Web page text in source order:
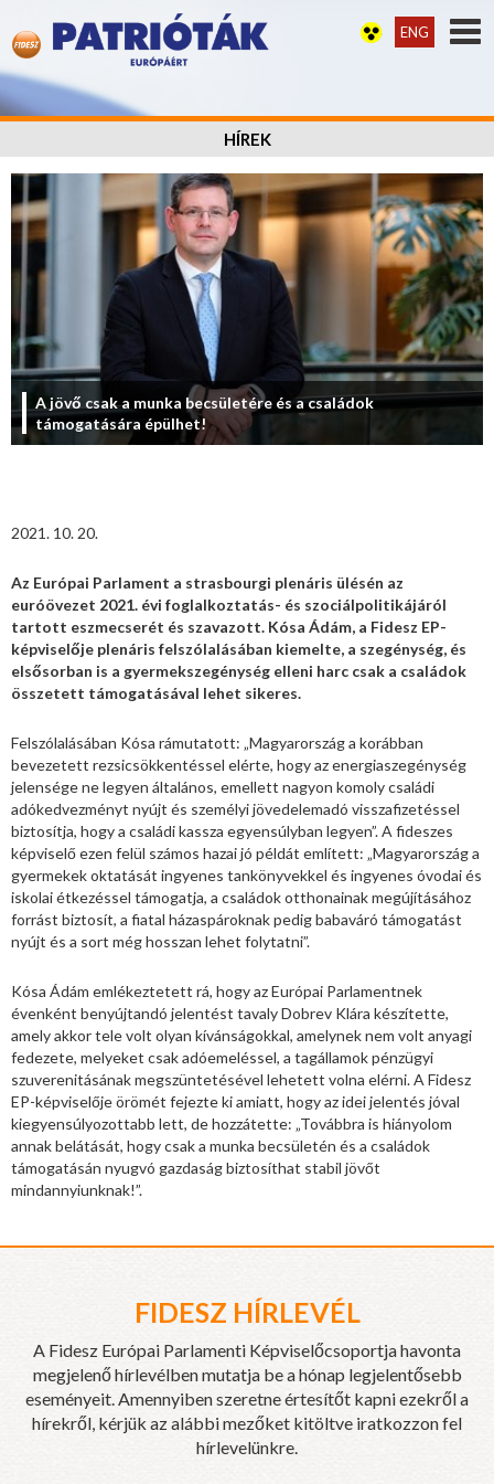
ENG
HÍREK
A jövő csak a munka becsületére és a családok
támogatására épülhet!
2021. 10. 20.
Az Európai Parlament a strasbourgi plenáris ülésén az
euróövezet 2021. évi foglalkoztatás- és szociálpolitikájáról
tartott eszmecserét és szavazott. Kósa Ádám, a Fidesz EP-
képviselője plenáris felszólalásában kiemelte, a szegénység, és
elsősorban is a gyermekszegénység elleni harc csak a családok
összetett támogatásával lehet sikeres.
Felszólalásában Kósa rámutatott: „Magyarország a korábban
bevezetett rezsicsökkentéssel elérte, hogy az energiaszegénység
jelensége ne legyen általános, emellett nagyon komoly családi
adókedvezményt nyújt és személyi jövedelemadó visszafizetéssel
biztosítja, hogy a családi kassza egyensúlyban legyen”. A fideszes
képviselő ezen felül számos hazai jó példát említett: „Magyarország a
gyermekek oktatását ingyenes tankönyvekkel és ingyenes óvodai és
iskolai étkezéssel támogatja, a családok otthonainak megújításához
forrást biztosít, a fiatal házaspároknak pedig babaváró támogatást
nyújt és a sort még hosszan lehet folytatni”.
Kósa Ádám emlékeztetett rá, hogy az Európai Parlamentnek
évenként benyújtandó jelentést tavaly Dobrev Klára készítette,
amely akkor tele volt olyan kívánságokkal, amelynek nem volt anyagi
fedezete, melyeket csak adóemeléssel, a tagállamok pénzügyi
szuverenitásának megszüntetésével lehetett volna elérni. A Fidesz
EP-képviselője örömét fejezte ki amiatt, hogy az idei jelentés jóval
kiegyensúlyozottabb lett, de hozzátette: „Továbbra is hiányolom
annak belátását, hogy csak a munka becsületén és a családok
támogatásán nyugvó gazdaság biztosíthat stabil jövőt
mindannyiunknak!”.
FIDESZ HÍRLEVÉL
A Fidesz Európai Parlamenti Képviselőcsoportja havonta
megjelenő hírlevélben mutatja be a hónap legjelentősebb
eseményeit. Amennyiben szeretne értesítőt kapni ezekről a
hírekről, kérjük az alábbi mezőket kitöltve iratkozzon fel
hírlevelünkre.